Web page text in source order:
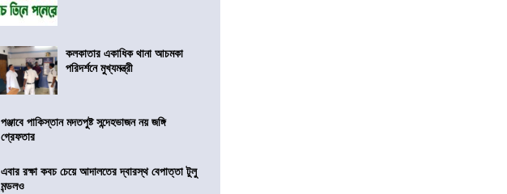
কলকাতার একাধিক থানা আচমকা
পরিদর্শনে মুখ্যমন্ত্রী
পঞ্জাবে পাকিস্তান মদতপুষ্ট সন্দেহভাজন নয় জঙ্গি
গ্রেফতার
এবার রক্ষা কবচ চেয়ে আদালতের দ্বারস্থ বেপাত্তা টুলু
মন্ডলও